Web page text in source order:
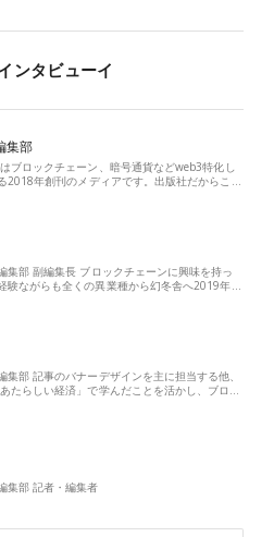
ンタビューイ
集部
ブロックチェーン、暗号通貨などweb3特化し
2018年創刊のメディアです。出版社だからこ…
集部 副編集長 ブロックチェーンに興味を持っ
験ながらも全くの異業種から幻冬舎へ2019年…
集部 記事のバナーデザインを主に担当する他、
たらしい経済」で学んだことを活かし、ブロ…
集部 記者・編集者